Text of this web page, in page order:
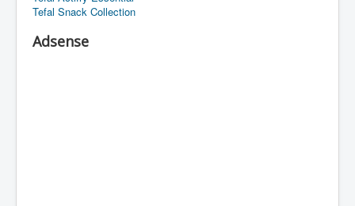
Tefal Snack Collection
Adsense